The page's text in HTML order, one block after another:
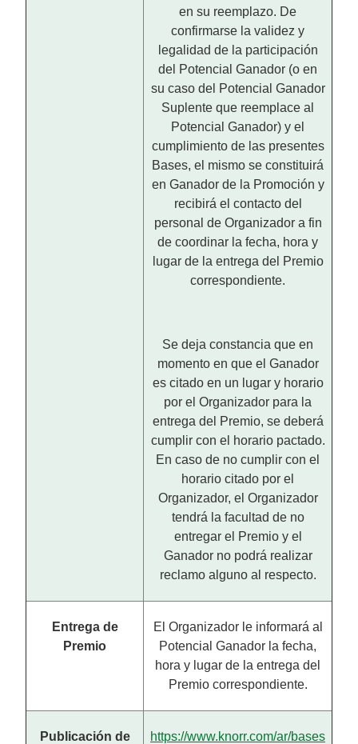
en su reemplazo. De
confirmarse la validez y
legalidad de la participación
del Potencial Ganador (o en
su caso del Potencial Ganador
Suplente que reemplace al
Potencial Ganador) y el
cumplimiento de las presentes
Bases, el mismo se constituirá
en Ganador de la Promoción y
recibirá el contacto del
personal de Organizador a fin
de coordinar la fecha, hora y
lugar de la entrega del Premio
correspondiente.
Se deja constancia que en
momento en que el Ganador
es citado en un lugar y horario
por el Organizador para la
entrega del Premio, se deberá
cumplir con el horario pactado.
En caso de no cumplir con el
horario citado por el
Organizador, el Organizador
tendrá la facultad de no
entregar el Premio y el
Ganador no podrá realizar
reclamo alguno al respecto.
Entrega de
Premio
El Organizador le informará al
Potencial Ganador la fecha,
hora y lugar de la entrega del
Premio correspondiente.
Publicación de
https://www.knorr.com/ar/bases